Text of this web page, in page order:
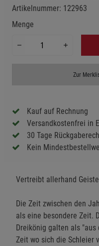
Artikelnummer: 122963
Menge
Zur
Kauf auf Rechnung
Versandkostenfrei in
30 Tage
Kein
Vertreibt allerhand
Die Zeit zwischen den
als eine besondere Zeit.
Dreikönig galten als
Zeit wo sich die Schleier